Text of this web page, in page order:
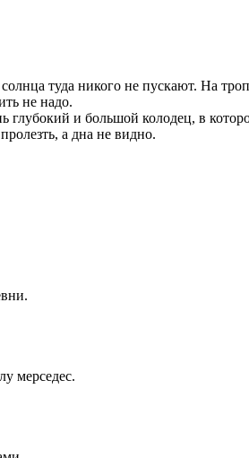
туда никого не пускают. На
не надо.
глубокий и большой колодец, в
а дна не видно.
мерседес.